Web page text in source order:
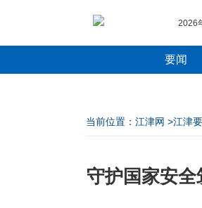
2026
要闻
当前位置： 江津网 >江津
守护国家安